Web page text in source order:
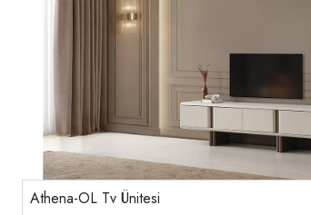
Athena-OL Tv Ünitesi